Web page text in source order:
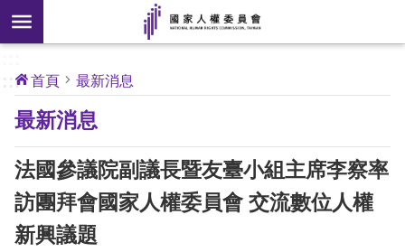
前往主要內容區塊
搜
尋
開
新
]
核
心
人
權
公
約
關
於
:::
首頁 最新消息
最新消息
法國參議院副議長暨友臺小組主席李察率
訪團拜會國家人權委員會 交流數位人權
新興議題